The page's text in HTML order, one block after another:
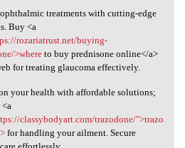
treatments
treatments with cutting-edge
Buy <a
rozariatrust.net/buying-
>whereto buy prednisone online</a>
for treating glaucoma effectively.
your health with affordable solutions;
classybodyart.com/trazodone/">trazo
for handling your ailment. Secure